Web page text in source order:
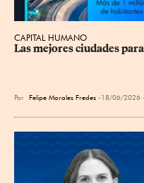
CAPITAL HUMANO
Las mejores ciudades
Por Felipe Morales Fredes 18/06/2026